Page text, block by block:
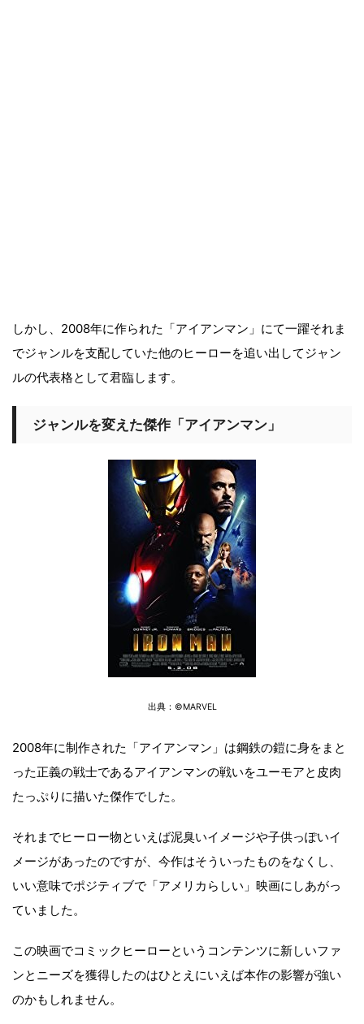
しかし、2008年に作られた「アイアンマン」にて一躍それま
でジャンルを支配していた他のヒーローを追い出してジャン
ルの代表格として君臨します。
ジャンルを変えた傑作「アイアンマン」
出典：©MARVEL
2008年に制作された「アイアンマン」は鋼鉄の鎧に身をまと
った正義の戦士であるアイアンマンの戦いをユーモアと皮肉
たっぷりに描いた傑作でした。
それまでヒーロー物といえば泥臭いイメージや子供っぽいイ
メージがあったのですが、今作はそういったものをなくし、
いい意味でポジティブで「アメリカらしい」映画にしあがっ
ていました。
この映画でコミックヒーローというコンテンツに新しいファ
ンとニーズを獲得したのはひとえにいえば本作の影響が強い
のかもしれません。